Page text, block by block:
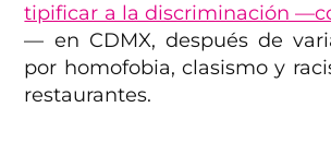
tipificar a la discriminación
— en CDMX, después de
por homofobia, clasismo y
restaurantes.